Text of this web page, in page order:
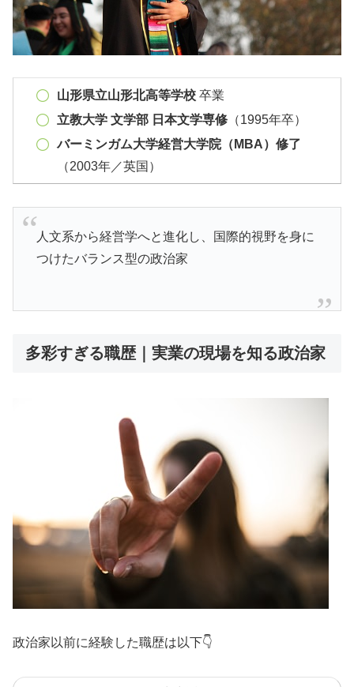
山形県立山形北高等学校卒業
立教大学 文学部 日本文学専修（1995年卒）
バーミンガム大学経営大学院（MBA）修了
（2003年／英国）
人文系から経営学へと進化し、国際的視野を身に
つけたバランス型の政治家
多彩すぎる職歴｜実業の現場を知る政治家
政治家以前に経験した職歴は以下👇